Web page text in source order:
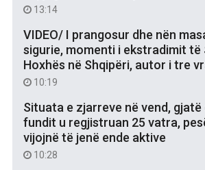
13:14
VIDEO/ I prangosur dhe nën
sigurie, momenti i ekstradimit të
Hoxhës në Shqipëri, autor i tre
10:19
Situata e zjarreve në vend,
fundit u regjistruan 25 vatra,
vijojnë të jenë ende aktive
10:28